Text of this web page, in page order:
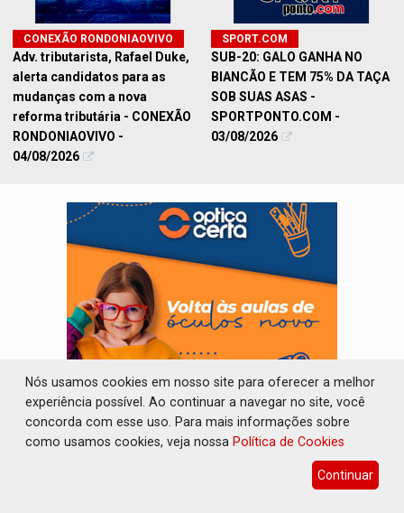
CONEXÃO RONDONIAOVIVO
Adv. tributarista, Rafael Duke,
alerta candidatos para as
mudanças com a nova
reforma tributária - CONEXÃO
RONDONIAOVIVO -
04/08/2026
SPORT.COM
SUB-20: GALO GANHA NO
BIANCÃO E TEM 75% DA TAÇA
SOB SUAS ASAS -
SPORTPONTO.COM -
03/08/2026
VEJA MAIS
Nós usamos cookies em nosso site para oferecer a melhor
experiência possível. Ao continuar a navegar no site, você
concorda com esse uso. Para mais informações sobre
como usamos cookies, veja nossa Política de Cookies
Continuar